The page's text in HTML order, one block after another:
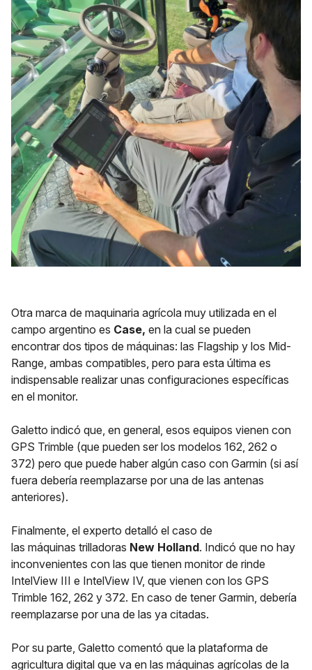
Otra marca de maquinaria agrícola muy utilizada en el
campo argentino es Case, en la cual se pueden
encontrar dos tipos de máquinas: las Flagship y los Mid-
Range, ambas compatibles, pero para esta última es
indispensable realizar unas configuraciones específicas
en el monitor.
Galetto indicó que, en general, esos equipos vienen con
GPS Trimble (que pueden ser los modelos 162, 262 o
372) pero que puede haber algún caso con Garmin (si así
fuera debería reemplazarse por una de las antenas
anteriores).
Finalmente, el experto detalló el caso de
las máquinas trilladoras New Holland. Indicó que no hay
inconvenientes con las que tienen monitor de rinde
IntelView III e IntelView IV, que vienen con los GPS
Trimble 162, 262 y 372. En caso de tener Garmin, debería
reemplazarse por una de las ya citadas.
Por su parte, Galetto comentó que la plataforma de
agricultura digital que va en las máquinas agrícolas de la